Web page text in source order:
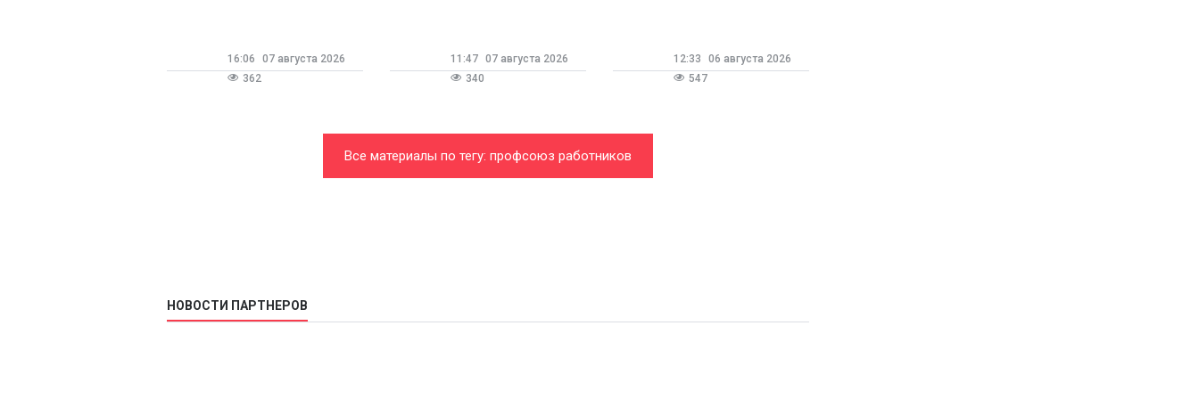
16:06
07 августа 2026
362
11:47 07 августа 2026
340
12:33
06 августа 2026
547
Все материалы по тегу: профсоюз работников
НОВОСТИ ПАРТНЕРОВ